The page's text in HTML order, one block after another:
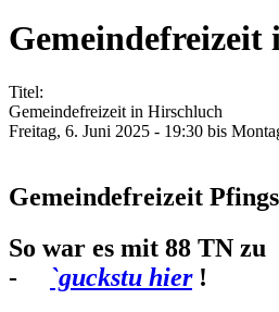
Titel:
Gemeindefreizeit in Hirschluch
Freitag, 6. Juni 2025 - 19:30 bis
Gemeindefreizeit
So war es mit 88 TN zu
- `guckstu hier!